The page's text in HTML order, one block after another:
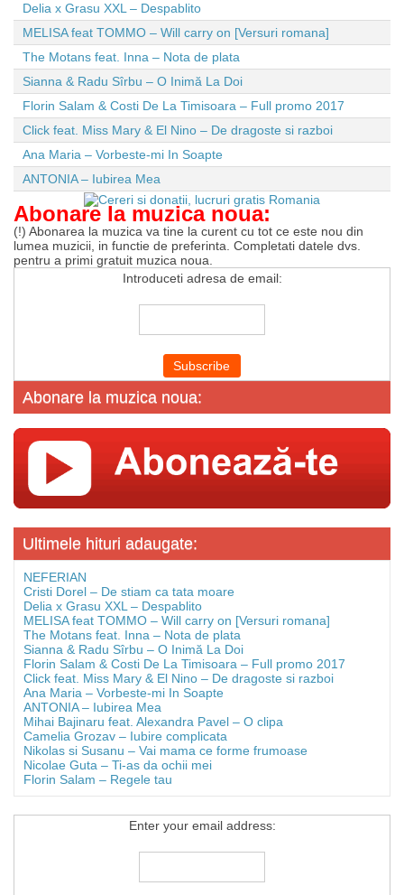
Delia x Grasu XXL – Despablito
MELISA feat TOMMO – Will carry on [Versuri romana]
The Motans feat. Inna – Nota de plata
Sianna & Radu Sîrbu – O Inimă La Doi
Florin Salam & Costi De La Timisoara – Full promo 2017
Click feat. Miss Mary & El Nino – De dragoste si razboi
Ana Maria – Vorbeste-mi In Soapte
ANTONIA – Iubirea Mea
Abonare la muzica noua:
(!) Abonarea la muzica va tine la curent cu tot ce este nou din
lumea muzicii, in functie de preferinta. Completati datele dvs.
pentru a primi gratuit muzica noua.
Introduceti adresa de email:
Abonare la muzica noua:
Ultimele hituri adaugate:
NEFERIAN
Cristi Dorel – De stiam ca tata moare
Delia x Grasu XXL – Despablito
MELISA feat TOMMO – Will carry on [Versuri romana]
The Motans feat. Inna – Nota de plata
Sianna & Radu Sîrbu – O Inimă La Doi
Florin Salam & Costi De La Timisoara – Full promo 2017
Click feat. Miss Mary & El Nino – De dragoste si razboi
Ana Maria – Vorbeste-mi In Soapte
ANTONIA – Iubirea Mea
Mihai Bajinaru feat. Alexandra Pavel – O clipa
Camelia Grozav – Iubire complicata
Nikolas si Susanu – Vai mama ce forme frumoase
Nicolae Guta – Ti-as da ochii mei
Florin Salam – Regele tau
Enter your email address: